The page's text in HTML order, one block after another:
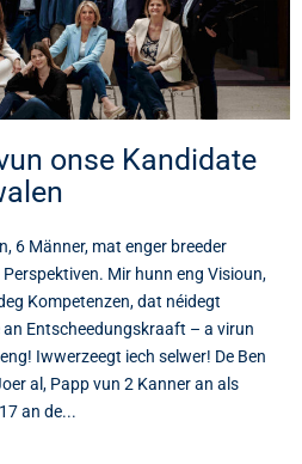
onse Kandidate
6 Männer, mat enger breeder
Mir hunn eng Visioun,
Kompetenzen, dat néidegt
an Entscheedungskraaft – a virun
Iwwerzeegt iech selwer! De Ben
al, Papp vun 2 Kanner an als
an de...